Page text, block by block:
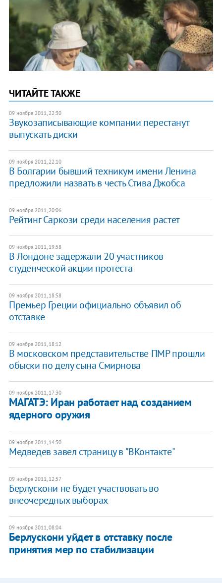
ЧИТАЙТЕ ТАКЖЕ
09 ноября 2011, 22:30
Звукозаписывающие компании перестанут
выпускать диски
09 ноября 2011, 22:10
В Болгарии бывший техникум имени Ленина
предложили назвать в честь Стива Джобса
09 ноября 2011, 20:06
Рейтинг Саркози среди населения растет
09 ноября 2011, 19:58
В Лондоне задержали 20 участников
студенческой акции протеста
09 ноября 2011, 18:58
Премьер Греции официально объявил об
отставке
09 ноября 2011, 18:12
В московском представительстве ПМР прошли
обыски по делу сына Смирнова
09 ноября 2011, 17:30
МАГАТЭ: Иран работает над созданием
ядерного оружия
09 ноября 2011, 14:50
Медведев завел страницу в "ВКонтакте"
09 ноября 2011, 12:57
​Берлускони не будет участвовать во
внеочередных выборах
09 ноября 2011, 08:04
Берлускони уйдет в отставку после
принятия мер по стабилизации